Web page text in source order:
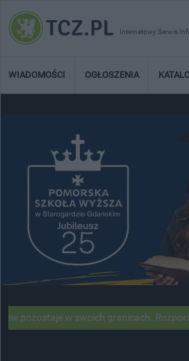
Internetowy Serwis
WIADOMOŚCI OGŁOSZENIA
w swoich granicach. Rozporządzenie